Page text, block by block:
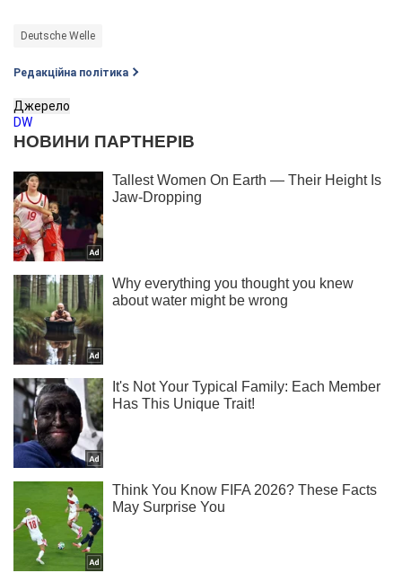
Deutsche Welle
Редакційна політика
Джерело
DW